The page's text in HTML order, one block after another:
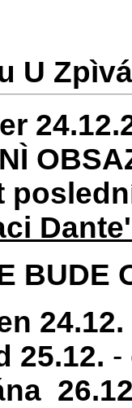
U
BUDE
24.12.
25.12. -